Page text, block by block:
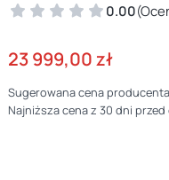
0.00
23 999,00 zł
Sugerowana cena
Najniższa cena z 30 dni